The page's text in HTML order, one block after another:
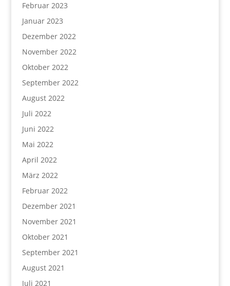
Februar 2023
Januar 2023
Dezember 2022
November 2022
Oktober 2022
September 2022
August 2022
Juli 2022
Juni 2022
Mai 2022
April 2022
März 2022
Februar 2022
Dezember 2021
November 2021
Oktober 2021
September 2021
August 2021
Juli 2021